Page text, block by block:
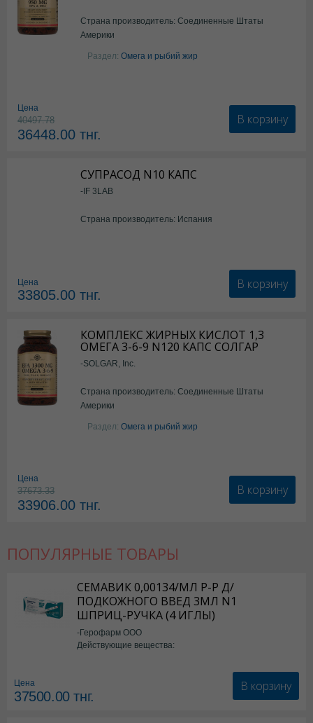
Страна производитель: Соединенные Штаты
Америки
Раздел: Омега и рыбий жир
Цена
40497.78
36448.00 тнг.
В корзину
СУПРАСОД N10 КАПС
-IF 3LAB
Страна производитель: Испания
Цена
33805.00 тнг.
В корзину
КОМПЛЕКС ЖИРНЫХ КИСЛОТ 1,3
ОМЕГА 3-6-9 N120 КАПС СОЛГАР
-SOLGAR, Inc.
Страна производитель: Соединенные Штаты
Америки
Раздел: Омега и рыбий жир
Цена
37673.33
33906.00 тнг.
В корзину
ПОПУЛЯРНЫЕ ТОВАРЫ
СЕМАВИК 0,00134/МЛ Р-Р Д/
ПОДКОЖНОГО ВВЕД 3МЛ N1
ШПРИЦ-РУЧКА (4 ИГЛЫ)
-Герофарм ООО
Действующие вещества:
Цена
37500.00тнг.
В корзину